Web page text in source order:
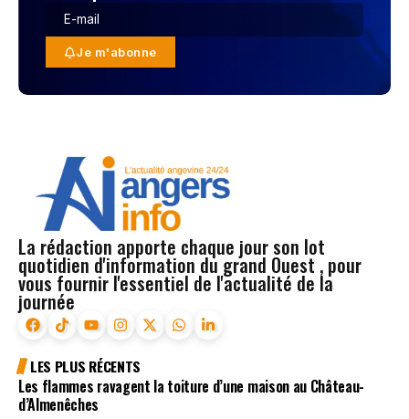
Je m'abonne
La rédaction apporte chaque jour son lot
quotidien d'information du grand Ouest , pour
vous fournir l'essentiel de l'actualité de la
journée
LES PLUS RÉCENTS
Les flammes ravagent la toiture d’une maison au Château-
d’Almenêches